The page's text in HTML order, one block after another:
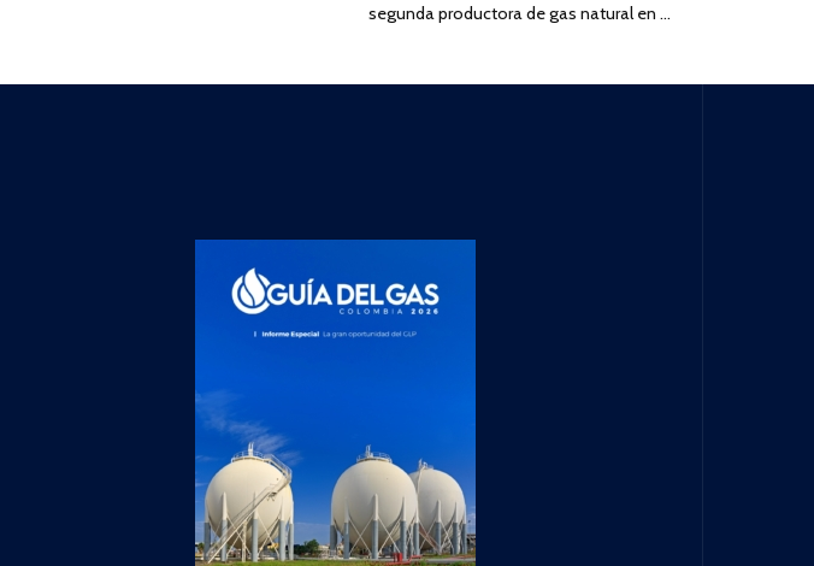
segunda productora de gas natural en …